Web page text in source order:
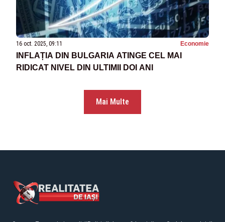
16 oct. 2025, 09:11 Economie
INFLAȚIA DIN BULGARIA ATINGE CEL MAI
RIDICAT NIVEL DIN ULTIMII DOI ANI
Mai Multe